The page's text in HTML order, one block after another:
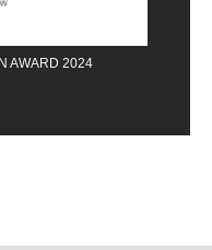
AWARD 2024